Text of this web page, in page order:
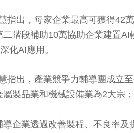
指出，每家企業最高可獲得42
階段補助10萬協助企業建置
化AI應用。
指出，產業競爭力輔導團成立
製品業和機械設備業為2大宗
企業透過改善製程、不良率